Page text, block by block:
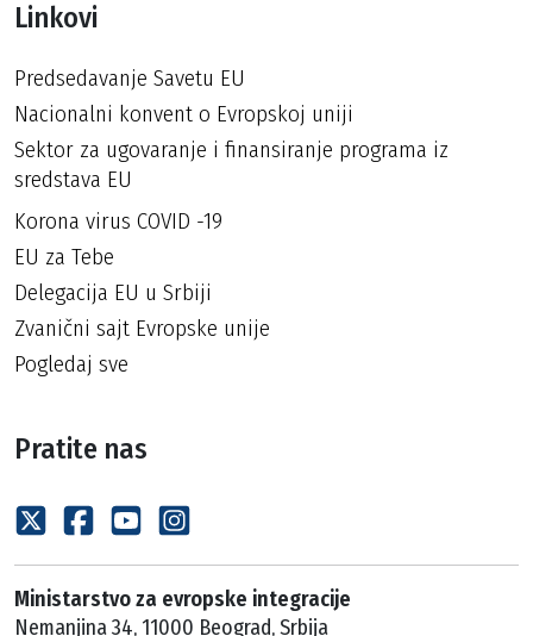
Linkovi
Predsedavanje Savetu EU
Nacionalni konvent o Evropskoj uniji
Sektor za ugovaranje i finansiranje programa iz
sredstava EU
Korona virus COVID -19
EU za Tebe
Delegacija EU u Srbiji
Zvanični sajt Evropske unije
Pogledaj sve
Pratite nas
Ministarstvo za evropske integracije
Nemanjina 34, 11000 Beograd, Srbija